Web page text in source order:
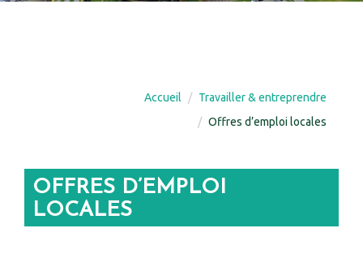
Accueil
Travailler & entreprendre
Offres d’emploi locales
OFFRES D’EMPLOI
LOCALES